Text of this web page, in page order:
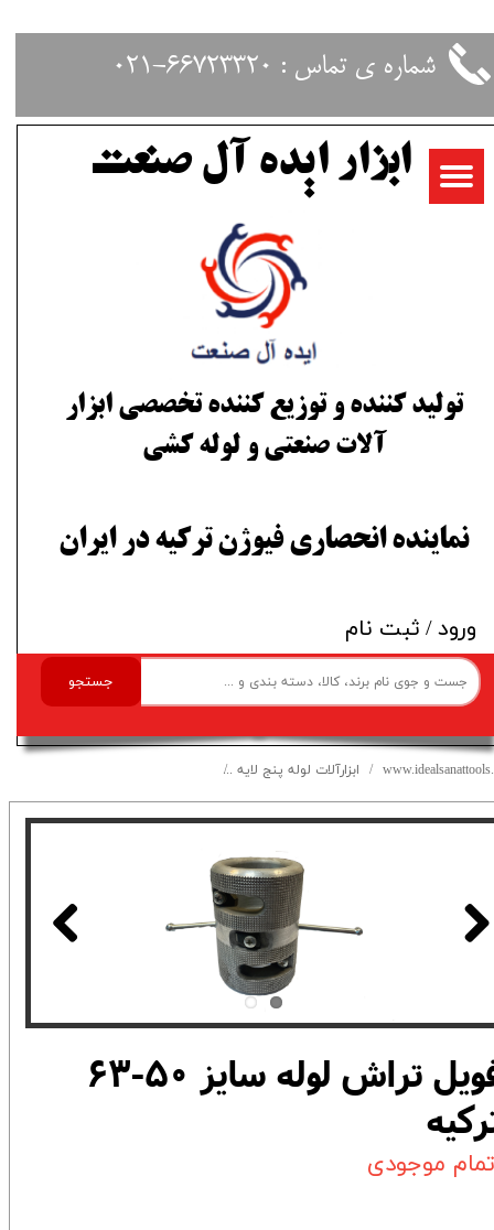
شماره ی تماس : 66723320-021
جستجو
ابزار ایده آل صنعت
تولید کننده و توزیع کننده تخصصی ابزار
آلات صنعتی و لوله کشی
​نماینده انحصاری فیوژن ترکیه در ایران
ورود/ ثبت نام
حساب کاربری من
تغییر گذر واژه
سفارشات
خروج از حساب کاربری
ابزارآلات لوله پنج لایه
فویل تراش لوله سایز 50-63
موجودی